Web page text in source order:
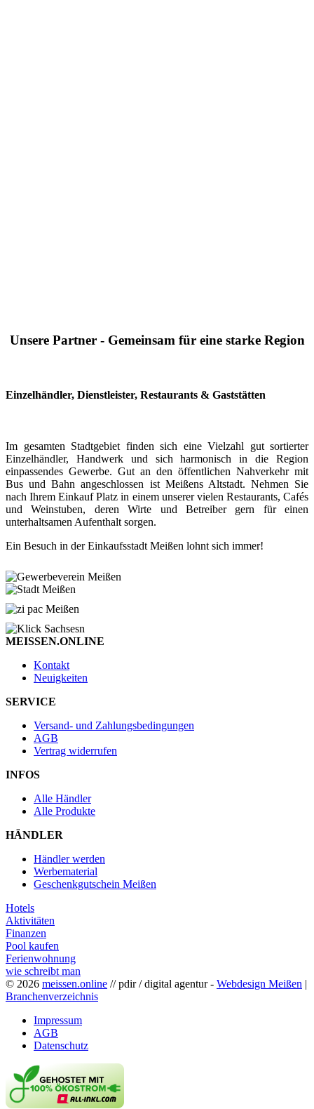
Unsere Partner - Gemeinsam für eine starke Region
Einzelhändler, Dienstleister, Restaurants & Gaststätten
Im gesamten Stadtgebiet finden sich eine Vielzahl gut sortierter
Einzelhändler, Handwerk und sich harmonisch in die Region
einpassendes Gewerbe. Gut an den öffentlichen Nahverkehr mit
Bus und Bahn angeschlossen ist Meißens Altstadt. Nehmen Sie
nach Ihrem Einkauf Platz in einem unserer vielen Restaurants, Cafés
und Weinstuben, deren Wirte und Betreiber gern für einen
unterhaltsamen Aufenthalt sorgen.
Ein Besuch in der Einkaufsstadt Meißen lohnt sich immer!
MEISSEN.ONLINE
Kontakt
Neuigkeiten
SERVICE
Versand- und Zahlungsbedingungen
AGB
Vertrag widerrufen
INFOS
Alle Händler
Alle Produkte
HÄNDLER
Händler werden
Werbematerial
Geschenkgutschein Meißen
Hotels
Aktivitäten
Finanzen
Pool kaufen
Ferienwohnung
wie schreibt man
© 2026 meissen.online // pdir / digital agentur - Webdesign Meißen |
Branchenverzeichnis
Impressum
AGB
Datenschutz